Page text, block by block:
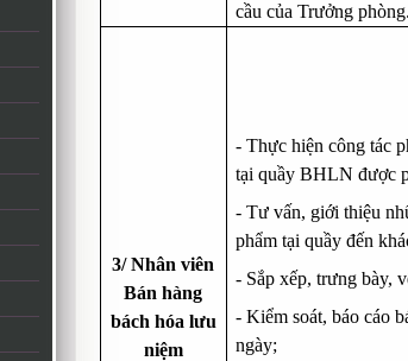
cầu của Trưởng phòng.
3/ Nhân viên
Bán hàng
bách hóa lưu
niệm
- Thực hiện công tác
tại quầy BHLN được
- Tư vấn, giới thiệu
phẩm tại quầy đến
- Sắp xếp, trưng bày,
- Kiểm soát, báo cáo
ngày;